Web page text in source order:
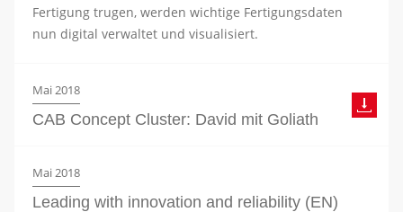
Fertigung trugen, werden wichtige Fertigungsdaten
nun digital verwaltet und visualisiert.
Mai 2018
CAB Concept Cluster: David mit Goliath
Mai 2018
Leading with innovation and reliability (EN)